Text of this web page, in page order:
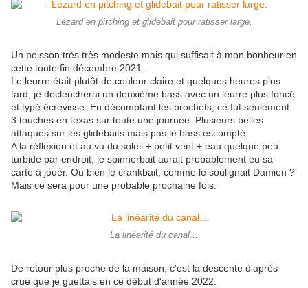
Lézard en pitching et glidebait pour ratisser large.
Un poisson très très modeste mais qui suffisait à mon bonheur en
cette toute fin décembre 2021.
Le leurre était plutôt de couleur claire et quelques heures plus
tard, je déclencherai un deuxième bass avec un leurre plus foncé
et typé écrevisse. En décomptant les brochets, ce fut seulement
3 touches en texas sur toute une journée. Plusieurs belles
attaques sur les glidebaits mais pas le bass escompté.
A la réflexion et au vu du soleil + petit vent + eau quelque peu
turbide par endroit, le spinnerbait aurait probablement eu sa
carte à jouer. Ou bien le crankbait, comme le soulignait Damien ?
Mais ce sera pour une probable prochaine fois.
La linéarité du canal...
De retour plus proche de la maison, c'est la descente d'après
crue que je guettais en ce début d'année 2022.